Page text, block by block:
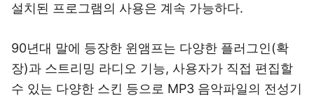
설치된 프로그램의 사용은 계속 가능하다.
90년대 말에 등장한 윈앰프는 다양한 플러그인(확
장)과 스트리밍 라디오 기능, 사용자가 직접 편집할
수 있는 다양한 스킨 등으로 MP3 음악파일의 전성기